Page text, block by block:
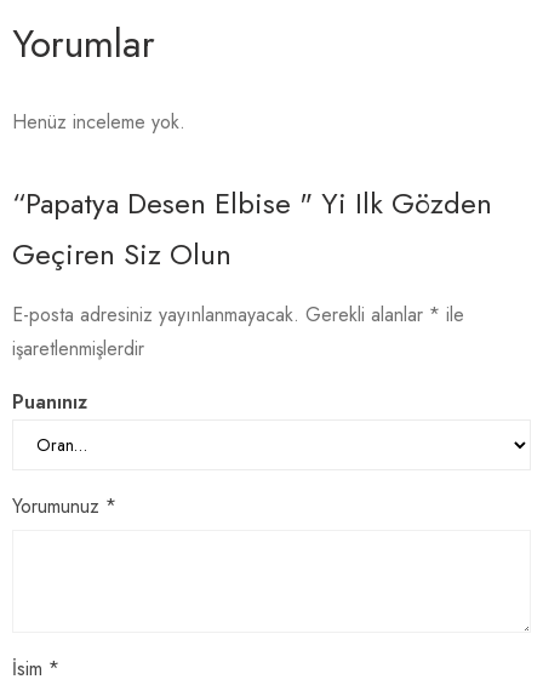
Yorumlar
Henüz inceleme yok.
“Papatya Desen Elbise " Yi Ilk Gözden
Geçiren Siz Olun
E-posta adresiniz yayınlanmayacak. Gerekli alanlar * ile
işaretlenmişlerdir
Puanınız
Yorumunuz *
İsim *